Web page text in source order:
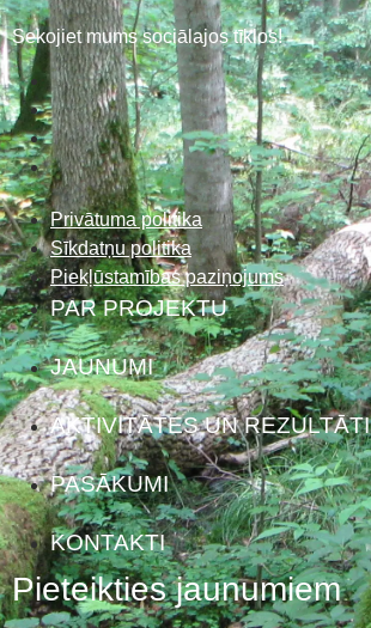
Sekojiet mums sociālajos tīklos!
Privātuma politika
Sīkdatņu politika
Piekļūstamības paziņojums
PAR PROJEKTU
JAUNUMI
AKTIVITĀTES UN REZULTĀTI
PASĀKUMI
KONTAKTI
Pieteikties jaunumiem